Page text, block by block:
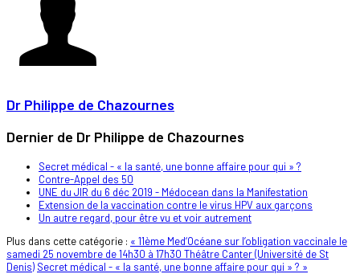
Dr Philippe de Chazournes
Dernier de Dr Philippe de Chazournes
Secret médical - « la santé, une bonne affaire pour qui » ?
Contre-Appel des 50
UNE du JIR du 6 déc 2019 - Médocean dans la Manifestation
Extension de la vaccination contre le virus HPV aux garçons
Un autre regard, pour être vu et voir autrement
Plus dans cette catégorie : « 11ème Med‘Océane sur l’obligation vaccinale le
samedi 25 novembre de 14h30 à 17h30 Théâtre Canter (Université de St
Denis) Secret médical - « la santé, une bonne affaire pour qui » ? »